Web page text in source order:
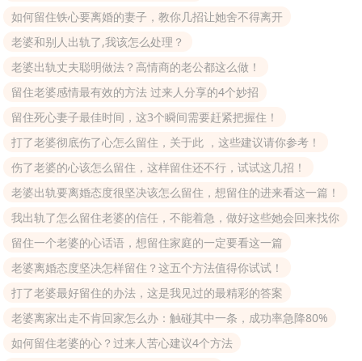
如何留住铁心要离婚的妻子，教你几招让她舍不得离开
老婆和别人出轨了,我该怎么处理？
老婆出轨丈夫聪明做法？高情商的老公都这么做！
留住老婆感情最有效的方法 过来人分享的4个妙招
留住死心妻子最佳时间，这3个瞬间需要赶紧把握住！
打了老婆彻底伤了心怎么留住，关于此 ，这些建议请你参考！
伤了老婆的心该怎么留住，这样留住还不行，试试这几招！
老婆出轨要离婚态度很坚决该怎么留住，想留住的进来看这一篇！
我出轨了怎么留住老婆的信任，不能着急，做好这些她会回来找你
留住一个老婆的心话语，想留住家庭的一定要看这一篇
老婆离婚态度坚决怎样留住？这五个方法值得你试试！
打了老婆最好留住的办法，这是我见过的最精彩的答案
老婆离家出走不肯回家怎么办：触碰其中一条，成功率急降80%
如何留住老婆的心？过来人苦心建议4个方法